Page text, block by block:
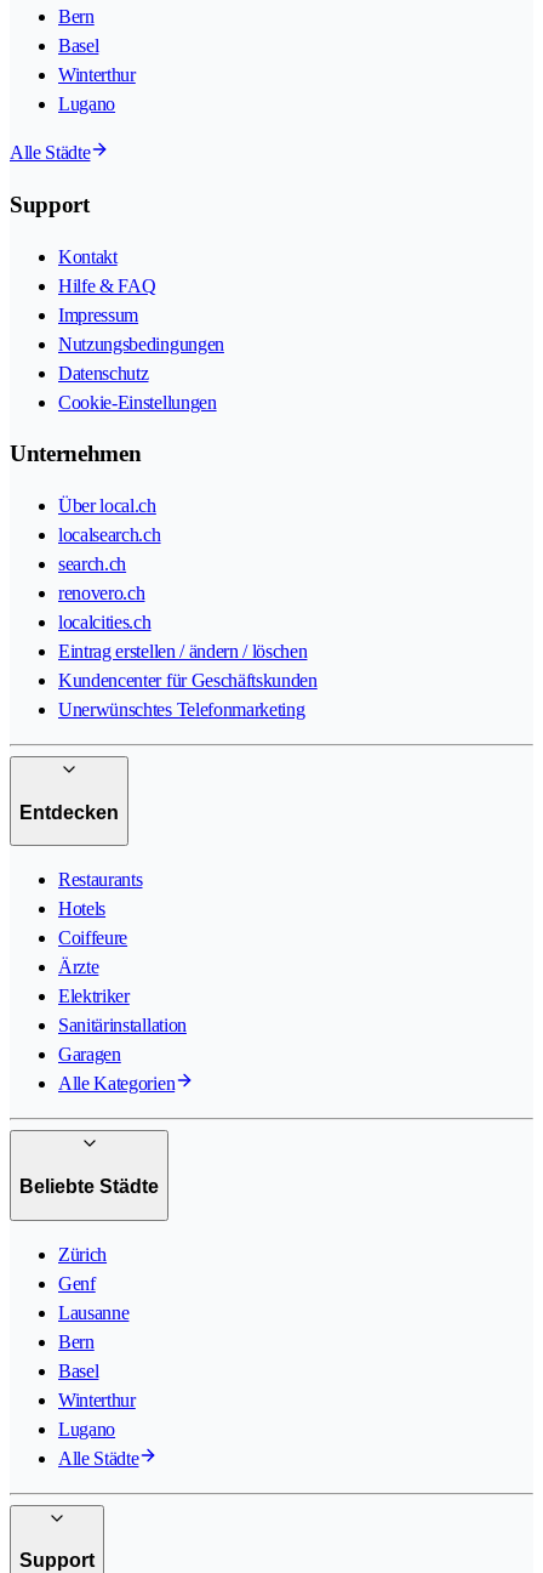
Bern
Basel
Winterthur
Lugano
Alle Städte
Support
Kontakt
Hilfe & FAQ
Impressum
Nutzungsbedingungen
Datenschutz
Cookie-Einstellungen
Unternehmen
Über local.ch
localsearch.ch
search.ch
renovero.ch
localcities.ch
Eintrag erstellen / ändern / löschen
Kundencenter für Geschäftskunden
Unerwünschtes Telefonmarketing
Entdecken
Restaurants
Hotels
Coiffeure
Ärzte
Elektriker
Sanitärinstallation
Garagen
Alle Kategorien
Beliebte Städte
Zürich
Genf
Lausanne
Bern
Basel
Winterthur
Lugano
Alle Städte
Support